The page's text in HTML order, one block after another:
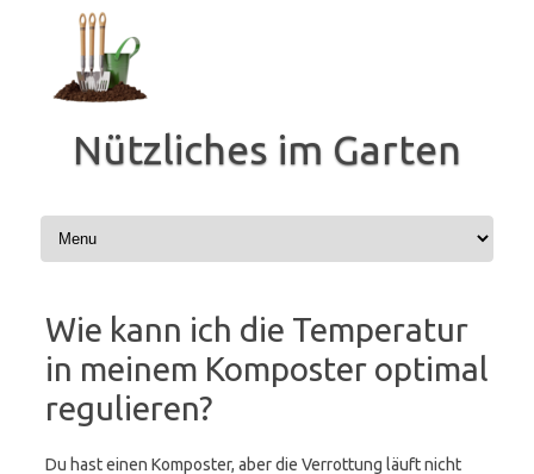
springen
Nützliches im Garten
Wie kann ich die Temperatur
in meinem Komposter optimal
regulieren?
Du hast einen Komposter, aber die Verrottung läuft nicht